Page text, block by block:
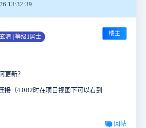
13:32:39
玄清 | 等级1居士 楼主
更新？
接（4.0B2时在项目视图下可以看到
回帖